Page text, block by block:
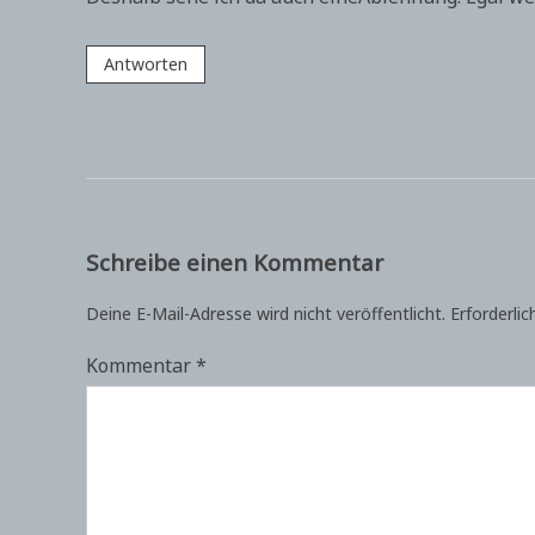
Antworten
Schreibe einen Kommentar
Deine E-Mail-Adresse wird nicht veröffentlicht.
Kommentar*